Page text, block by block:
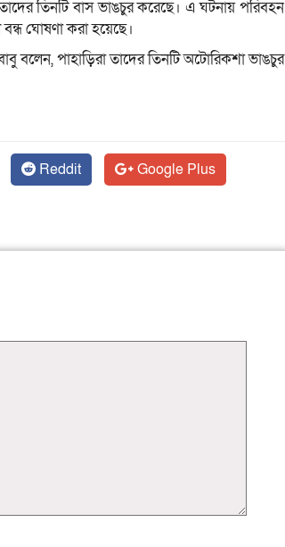
তাদের তিনটি বাস ভাঙচুর করেছে। এ ঘটনায় পরিবহন
ঘোষণা করা হয়েছে।
বলেন, পাহাড়িরা তাদের তিনটি অটোরিকশা ভাঙচুর
Reddit
Google Plus